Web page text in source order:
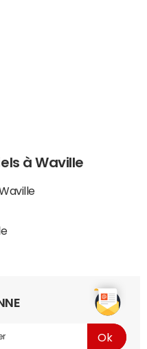
à Waville